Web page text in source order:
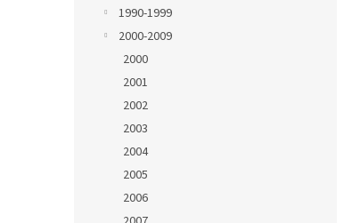
1990-1999
2000-2009
2000
2001
2002
2003
2004
2005
2006